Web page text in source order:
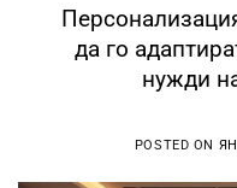
да го
нужди
POSTED ON